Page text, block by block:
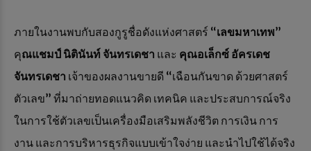
ภายในงานพบกับสองกูรูชื่อดังแห่งศาสตร์ “เลขมหาเทพ”
คุณแชมป์ นิตินันท์ จันทรเดชา และ คุณอเล็กซ์ อัครเดช
จันทรเดชา เจ้าของผลงานขายดี “เฉือนกันขาด ด้วยศาสตร์
ตัวเลข” ที่มาถ่ายทอดแนวคิด เทคนิค และประสบการณ์จริง
ในการใช้ตัวเลขเป็นเครื่องมือเสริมพลังชีวิต การเงิน การ
งาน และการบริหารธุรกิจแบบเข้าใจง่าย และนำไปใช้ได้จริง